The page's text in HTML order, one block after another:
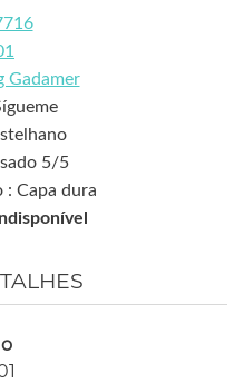
Gadamer
5/5
: Capa dura
Indisponível